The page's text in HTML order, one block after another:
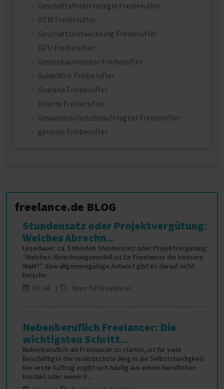
Geschäftsfeldstrategie Freiberufler
GTM Freiberufler
Geschäftsentwicklung Freiberufler
GPU Freiberufler
Gerüstbaumeister Freiberufler
GuideWire Freiberufler
Grafana Freiberufler
Gitarre Freiberufler
Gewässerschutzbeauftragter Freiberufler
genesys Freiberufler
freelance.de BLOG
Stundensatz oder Projektvergütung:
Welches Abrechn...
Lesedauer: ca. 5 Minuten Stundensatz oder Projektvergütung:
“Welches Abrechnungsmodell ist für Freelancer die bessere
Wahl?”. Eine allgemeingültige Antwort gibt es darauf nicht.
Entsche...
30. Jul |
Tipps für Freelancer
Nebenberuflich Freelancer: Die
wichtigsten Schritt...
Nebenberuflich als Freelancer zu starten, ist für viele
Beschäftigte der realistischste Weg in die Selbstständigkeit.
Der erste Auftrag ergibt sich häufig aus einem beruflichen
Kontakt oder einem P...